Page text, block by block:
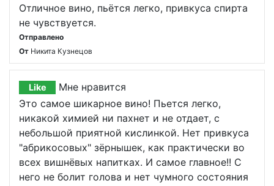
Отличное вино, пьётся легко, привкуса спирта
не чувствуется.
Отправлено
От Никита Кузнецов
Like
Мне нравится
Это самое шикарное вино! Пьется легко,
никакой химией ни пахнет и не отдает, с
небольшой приятной кислинкой. Нет привкуса
"абрикосовых" зёрнышек, как практически во
всех вишнёвых напитках. И самое главное!! С
него не болит голова и нет чумного состояния